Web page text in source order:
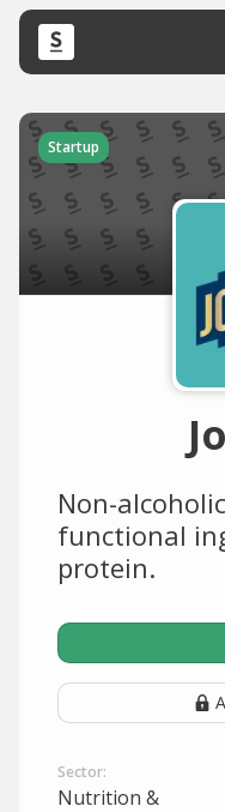
Startup
Non-
functional
protein.
Sector:
Nutrition &